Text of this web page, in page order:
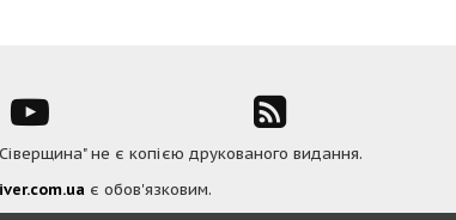
не є копією друкованого видання.
є обов'язковим.